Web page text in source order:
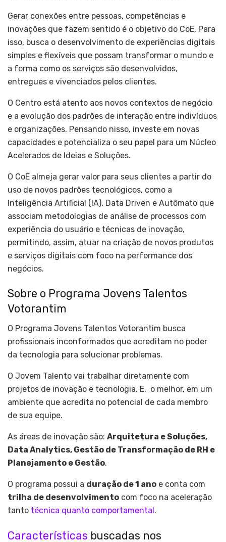
Gerar conexões entre pessoas, competências e
inovações que fazem sentido é o objetivo do CoE. Para
isso, busca o desenvolvimento de experiências digitais
simples e flexíveis que possam transformar o mundo e
a forma como os serviços são desenvolvidos,
entregues e vivenciados pelos clientes.
O Centro está atento aos novos contextos de negócio
e a evolução dos padrões de interação entre indivíduos
e organizações. Pensando nisso, investe em novas
capacidades e potencializa o seu papel para um Núcleo
Acelerados de Ideias e Soluções.
O CoE almeja gerar valor para seus clientes a partir do
uso de novos padrões tecnológicos, como a
Inteligência Artificial (IA), Data Driven e Autômato que
associam metodologias de análise de processos com
experiência do usuário e técnicas de inovação,
permitindo, assim, atuar na criação de novos produtos
e serviços digitais com foco na performance dos
negócios.
Sobre o Programa Jovens Talentos
Votorantim
O Programa Jovens Talentos Votorantim busca
profissionais inconformados que acreditam no poder
da tecnologia para solucionar problemas.
O Jovem Talento vai trabalhar diretamente com
projetos de inovação e tecnologia. E, o melhor, em um
ambiente que acredita no potencial de cada membro
de sua equipe.
As áreas de inovação são: Arquitetura e Soluções,
Data Analytics, Gestão de Transformação de RH e
Planejamento e Gestão.
O programa possui a duração de 1 ano e conta com
trilha de desenvolvimento com foco na aceleração
tanto técnica quanto comportamental .
Características buscadas nos